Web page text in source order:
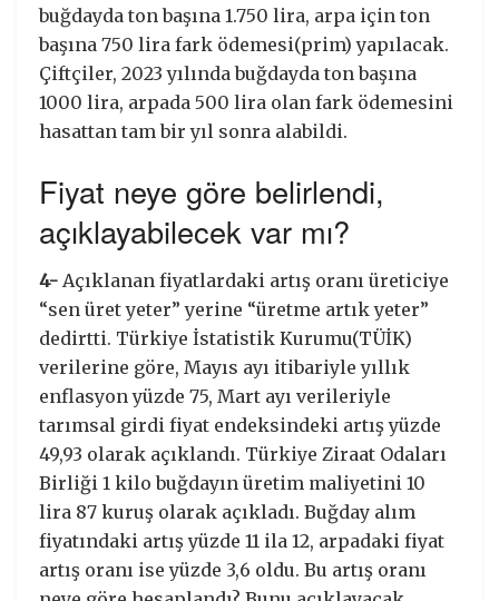
buğdayda ton başına 1.750 lira, arpa için ton
başına 750 lira fark ödemesi(prim) yapılacak.
Çiftçiler, 2023 yılında buğdayda ton başına
1000 lira, arpada 500 lira olan fark ödemesini
hasattan tam bir yıl sonra alabildi.
Fiyat neye göre belirlendi,
açıklayabilecek var mı?
4- Açıklanan fiyatlardaki artış oranı üreticiye
“sen üret yeter” yerine “üretme artık yeter”
dedirtti. Türkiye İstatistik Kurumu(TÜİK)
verilerine göre, Mayıs ayı itibariyle yıllık
enflasyon yüzde 75, Mart ayı verileriyle
tarımsal girdi fiyat endeksindeki artış yüzde
49,93 olarak açıklandı. Türkiye Ziraat Odaları
Birliği 1 kilo buğdayın üretim maliyetini 10
lira 87 kuruş olarak açıkladı. Buğday alım
fiyatındaki artış yüzde 11 ila 12, arpadaki fiyat
artış oranı ise yüzde 3,6 oldu. Bu artış oranı